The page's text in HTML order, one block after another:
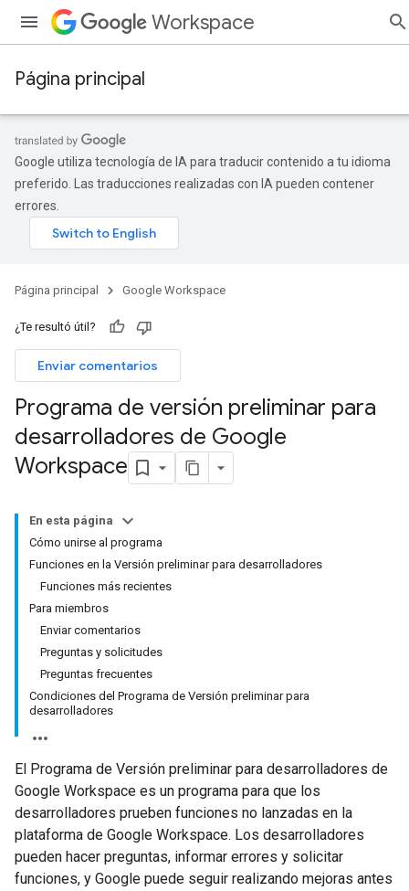
Workspace
Página principal
Google utiliza tecnología de IA para traducir contenido a tu idioma
preferido. Las traducciones realizadas con IA pueden contener
errores.
Página principal Google Workspace
¿Te resultó útil?
Enviar comentarios
Programa de versión preliminar para
desarrolladores de Google
Workspace
En esta página
Cómo unirse al programa
Funciones en la Versión preliminar para desarrolladores
Funciones más recientes
Para miembros
Enviar comentarios
Preguntas y solicitudes
Preguntas frecuentes
Condiciones del Programa de Versión preliminar para
desarrolladores
El Programa de Versión preliminar para desarrolladores de
Google Workspace es un programa para que los
desarrolladores prueben funciones no lanzadas en la
plataforma de Google Workspace. Los desarrolladores
pueden hacer preguntas, informar errores y solicitar
funciones, y Google puede seguir realizando mejoras antes